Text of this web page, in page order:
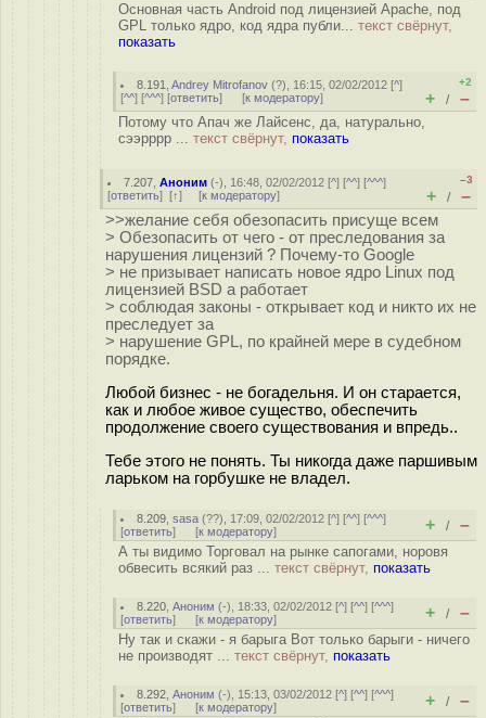
Основная часть Android под лицензией Apache, под
GPL только ядро, код ядра публи... текст свёрнут,
показать
8.191 ,Andrey Mitrofanov (?), 16:15, 02/02/2012 [^]
[^^] [^^^] [ответить] [к модератору]
+2
+ / –
Потому что Апач же Лайсенс, да, натурально,
сээрррр ... текст свёрнут, показать
7.207 ,Аноним (-), 16:48, 02/02/2012 [^] [^^] [^^^]
[ответить] [↑] [к модератору]
–3
+ / –
>>желание себя обезопасить присуще всем
> Обезопасить от чего - от преследования за
нарушения лицензий ? Почему-то Google
> не призывает написать новое ядро Linux под
лицензией BSD а работает
> соблюдая законы - открывает код и никто их не
преследует за
> нарушение GPL, по крайней мере в судебном
порядке.
Любой бизнес - не богадельня. И он старается,
как и любое живое существо, обеспечить
продолжение своего существования и впредь..
Тебе этого не понять. Ты никогда даже паршивым
ларьком на горбушке не владел.
8.209 ,sasa (??), 17:09, 02/02/2012 [^] [^^] [^^^]
[ответить] [к модератору] + / –
А ты видимо Торговал на рынке сапогами, норовя
обвесить всякий раз ... текст свёрнут, показать
8.220 ,Аноним (-), 18:33, 02/02/2012 [^] [^^] [^^^]
[ответить] [к модератору] + / –
Ну так и скажи - я барыга Вот только барыги - ничего
не производят ... текст свёрнут, показать
8.292 ,Аноним (-), 15:13, 03/02/2012 [^] [^^] [^^^]
[ответить] [к модератору] + / –